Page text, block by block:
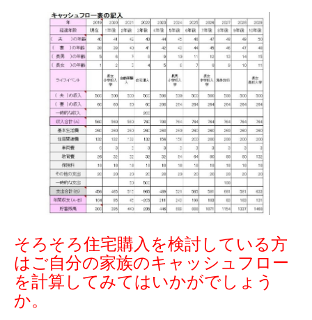
そろそろ住宅購入を検討している方
はご自分の家族のキャッシュフロー
を計算してみてはいかがでしょう
か。